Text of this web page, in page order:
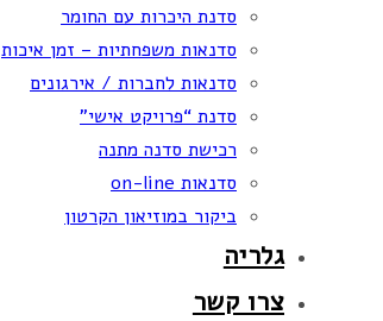
סדנת היכרות עם החומר
סדנאות משפחתיות – זמן איכות
סדנאות לחברות / אירגונים
סדנת “פרויקט אישי”
רכישת סדנה מתנה
סדנאות on-line
ביקור במוזיאון הקרטון
גלריה
צרו קשר